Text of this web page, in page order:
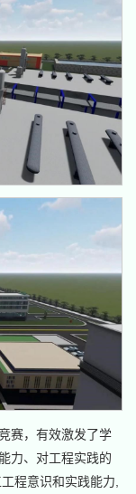
赛，有效激发了学
力、对工程实践的
程意识和实践能力,